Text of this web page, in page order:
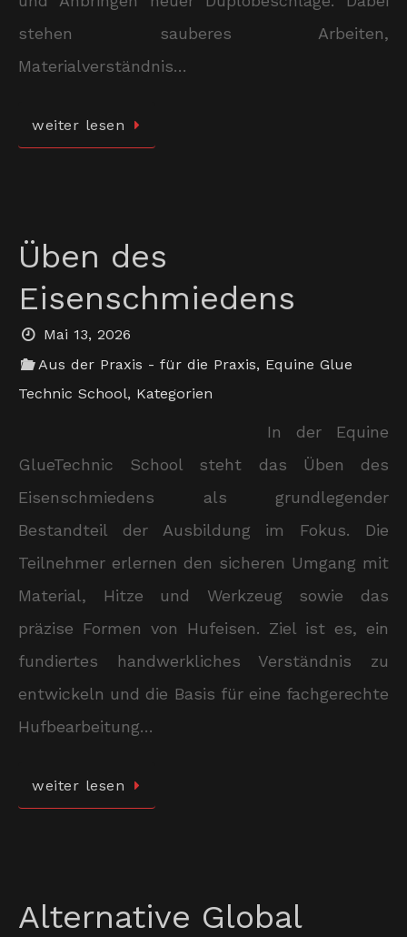
stehen sauberes Arbeiten,
Materialverständnis…
weiter lesen
Üben des
Eisenschmiedens
Mai 13, 2026
Aus der Praxis - für die Praxis, Equine Glue
Technic School, Kategorien
In der Equine
GlueTechnic School steht das Üben des
Eisenschmiedens als grundlegender
Bestandteil der Ausbildung im Fokus. Die
Teilnehmer erlernen den sicheren Umgang mit
Material, Hitze und Werkzeug sowie das
präzise Formen von Hufeisen. Ziel ist es, ein
fundiertes handwerkliches Verständnis zu
entwickeln und die Basis für eine fachgerechte
Hufbearbeitung…
weiter lesen
Alternative Global